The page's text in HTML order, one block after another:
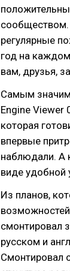
сообществом.
регулярные
год на
вам, друзья,
Самым
Engine Viewer
которая
впервые
наблюдали. А
виде удобной
Из планов,
смонтировал
русском и
Смонтировал